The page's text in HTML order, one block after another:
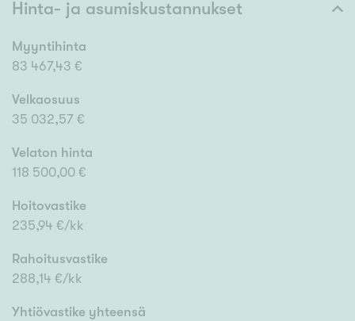
Hinta- ja asumiskustannukset
Myyntihinta
83 467,43 €
Velkaosuus
35 032,57 €
Velaton hinta
118 500,00 €
Hoitovastike
235,94 €/kk
Rahoitusvastike
288,14 €/kk
Yhtiövastike yhteensä